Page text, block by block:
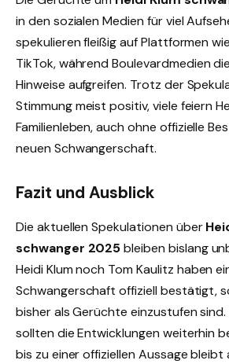
in den sozialen Medien für viel
spekulieren fleißig auf Plattformen
TikTok, während Boulevardmedien
Hinweise aufgreifen. Trotz der
Stimmung meist positiv, viele feiern
Familienleben, auch ohne offizielle
neuen Schwangerschaft.
Fazit und Ausblick
Die aktuellen Spekulationen über
schwanger 2025bleiben bislang
Heidi Klum noch Tom Kaulitz haben
Schwangerschaft offiziell bestätigt,
bisher als Gerüchte einzustufen sind.
sollten die Entwicklungen weiterhin
bis zu einer offiziellen Aussage bleibt